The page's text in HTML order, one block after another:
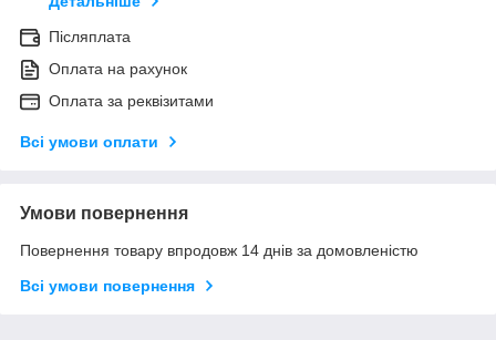
Післяплата
Оплата на рахунок
Оплата за реквізитами
Всі умови оплати
Умови повернення
Повернення товару впродовж 14 днів за домовленістю
Всі умови повернення